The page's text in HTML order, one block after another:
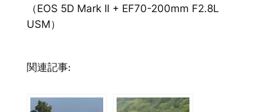
（EOS 5D Mark II + EF70-200mm F2.8L
USM）
関連記事: